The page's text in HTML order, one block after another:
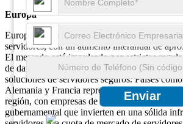
Enviar
Europa
Europa está presenciando un crecimiento
servidores, con un aumento interanual de
El mercado está impulsado por estrictas
de datos como GDPR, que han estimulado la
soluciones de servidores seguros. Países
Alemania y Francia representan los mercados
región, con empresas de los sectores
gubernamental que invierten en una sólida